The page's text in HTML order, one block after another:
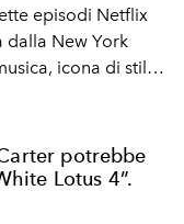
episodi Netflix
dalla New York
icona di stile,
potrebbe
Lotus 4”.